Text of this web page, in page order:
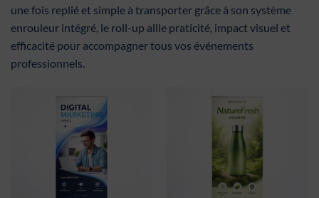
une fois replié et simple à transporter grâce à son système
enrouleur intégré, le roll-up allie praticité, impact visuel et
efficacité pour accompagner tous vos événements
professionnels.